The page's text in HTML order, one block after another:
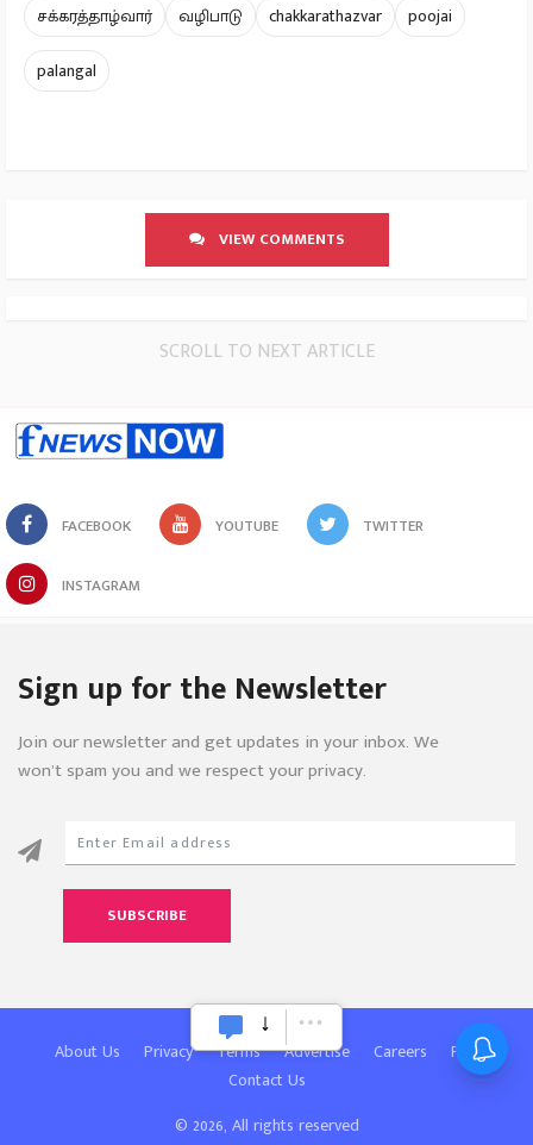
சக்கரத்தாழ்வார் வழிபாடு chakkarathazvar
poojai
palangal
VIEW COMMENTS
SCROLL TO NEXT ARTICLE
FACEBOOK YOUTUBE TWITTER
INSTAGRAM
Sign up for the Newsletter
Join our newsletter and get updates in your inbox. We
won’t spam you and we respect your privacy.
SUBSCRIBE
About Us Privacy Terms Advertise Careers
FAQ
Contact Us
© 2026, All rights reserved